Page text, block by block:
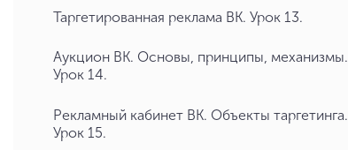
Таргетированная реклама ВК. Урок 13.
Аукцион ВК. Основы, принципы, механизмы.
Урок 14.
Рекламный кабинет ВК. Объекты таргетинга.
Урок 15.